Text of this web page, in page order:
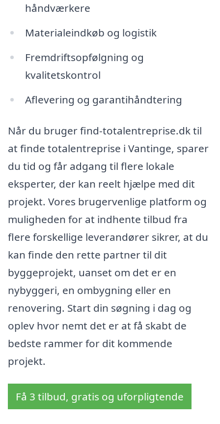
håndværkere
Materialeindkøb og logistik
Fremdriftsopfølgning og
kvalitetskontrol
Aflevering og garantihåndtering
Når du bruger find-totalentreprise.dk til
at finde totalentreprise i Vantinge, sparer
du tid og får adgang til flere lokale
eksperter, der kan reelt hjælpe med dit
projekt. Vores brugervenlige platform og
muligheden for at indhente tilbud fra
flere forskellige leverandører sikrer, at du
kan finde den rette partner til dit
byggeprojekt, uanset om det er en
nybyggeri, en ombygning eller en
renovering. Start din søgning i dag og
oplev hvor nemt det er at få skabt de
bedste rammer for dit kommende
projekt.
Få 3 tilbud, gratis og uforpligtende